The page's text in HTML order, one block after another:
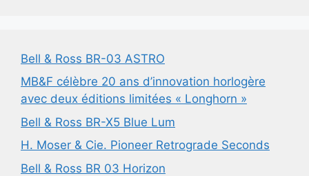
Bell & Ross BR-03 ASTRO
MB&F célèbre 20 ans d’innovation horlogère
avec deux éditions limitées « Longhorn »
Bell & Ross BR-X5 Blue Lum
H. Moser & Cie. Pioneer Retrograde Seconds
Bell & Ross BR 03 Horizon